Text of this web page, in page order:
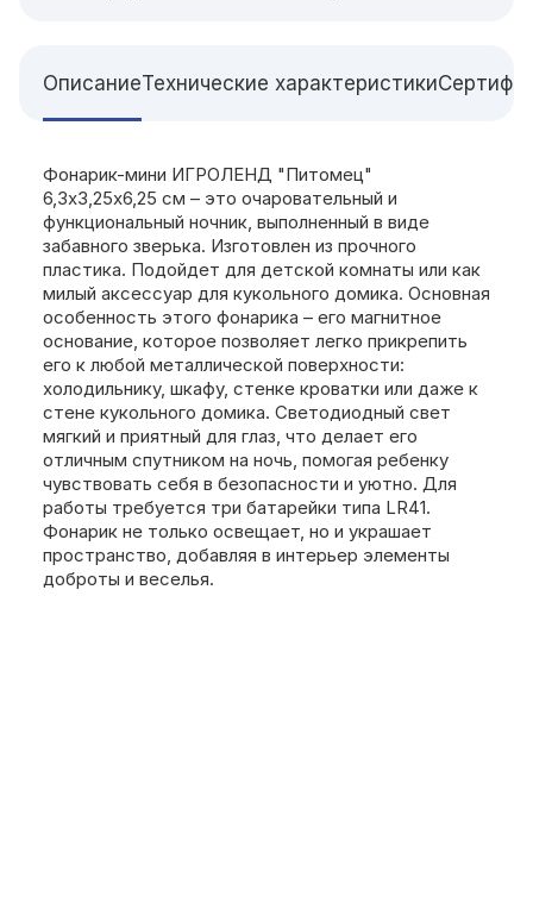
ОписаниеТехнические характеристики
Фонарик-мини ИГРОЛЕНД "Питомец"
6,3x3,25x6,25 см – это очаровательный и
функциональный ночник, выполненный в виде
забавного зверька. Изготовлен из прочного
пластика. Подойдет для детской комнаты или как
милый аксессуар для кукольного домика. Основная
особенность этого фонарика – его магнитное
основание, которое позволяет легко прикрепить
его к любой металлической поверхности:
холодильнику, шкафу, стенке кроватки или даже к
стене кукольного домика. Светодиодный свет
мягкий и приятный для глаз, что делает его
отличным спутником на ночь, помогая ребенку
чувствовать себя в безопасности и уютно. Для
работы требуется три батарейки типа LR41.
Фонарик не только освещает, но и украшает
пространство, добавляя в интерьер элементы
доброты и веселья.